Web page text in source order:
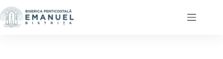
la
conținut